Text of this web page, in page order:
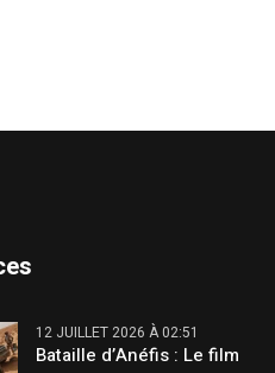
12 JUILLET 2026 À 02:51
Bataille d’Anéfis : Le film